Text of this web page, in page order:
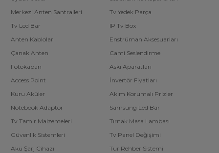
Merkezi Anten Santralleri
Tv Yedek Parça
Tv Led Bar
IP Tv Box
Anten Kabloları
Enstrüman Aksesuarları
Çanak Anten
Cami Seslendirme
Fotokapan
Askı Aparatları
Access Point
İnvertör Fiyatları
Kuru Aküler
Akım Korumalı Prizler
Notebook Adaptör
Samsung Led Bar
Tv Tamir Malzemeleri
Tırnak Masa Lambası
Güvenlik Sistemleri
Tv Panel Değişimi
Akü Şarj Cihazı
Tur Rehber Sistemi